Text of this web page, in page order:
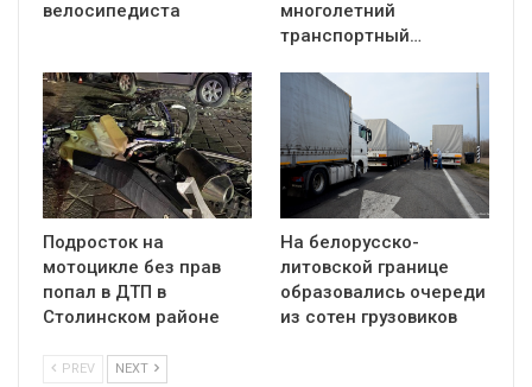
велосипедиста
многолетний
транспортный…
Подросток на
мотоцикле без прав
попал в ДТП в
Столинском районе
На белорусско-
литовской границе
образовались очереди
из сотен грузовиков
PREV NEXT